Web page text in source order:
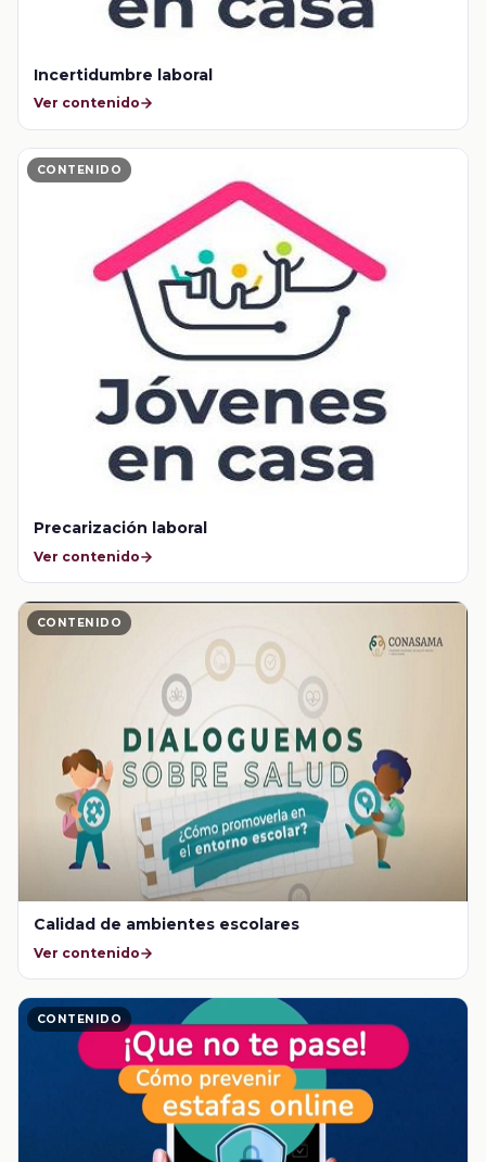
Incertidumbre laboral
Ver contenido
CONTENIDO
Precarización laboral
Ver contenido
CONTENIDO
Calidad de ambientes escolares
Ver contenido
CONTENIDO